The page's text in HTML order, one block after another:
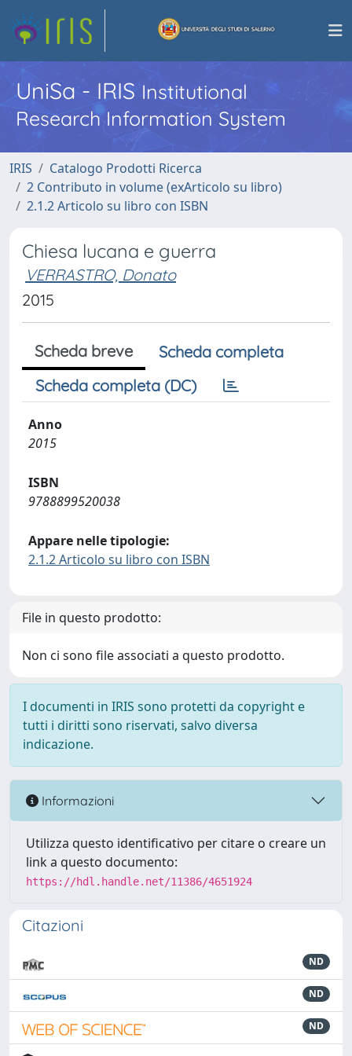
UniSa - IRISInstitutional
Research Information System
IRIS
Catalogo Prodotti Ricerca
2 Contributo in volume (exArticolo su libro)
2.1.2 Articolo su libro con ISBN
Chiesa lucana e guerra
VERRASTRO, Donato
2015
Scheda breve
Scheda completa
Scheda completa (DC)
Anno
2015
ISBN
9788899520038
Appare nelle tipologie:
2.1.2 Articolo su libro con ISBN
File in questo prodotto:
Non ci sono file associati a questo prodotto.
I documenti in IRIS sono protetti da copyright e
tutti i diritti sono riservati, salvo diversa
indicazione.
Informazioni
Utilizza questo identificativo per citare o creare un
link a questo documento:
https://hdl.handle.net/11386/4651924
Citazioni
ND
ND
ND